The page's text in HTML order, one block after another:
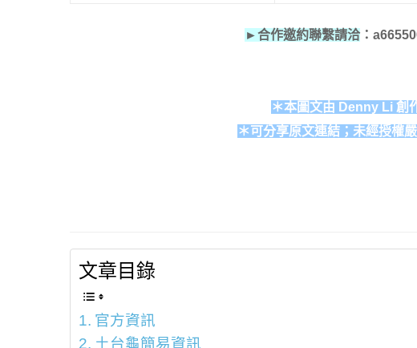
►合作邀約聯繫請洽：
＊本圖文由 Denny Li 創
＊可分享原文連結；未經授權
文章目錄
官方資訊
土台龜簡易資訊